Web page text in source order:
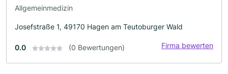
Allgemeinmedizin
Josefstraße 1, 49170 Hagen am Teutoburger Wald
0.0 (0 Bewertungen) Firma bewerten